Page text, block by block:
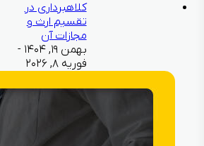
کلاهبرداری در
تقسیم ارث و
مجازات آن
بهمن ۱۹, ۱۴۰۴ -
فوریه ۸, ۲۰۲۶